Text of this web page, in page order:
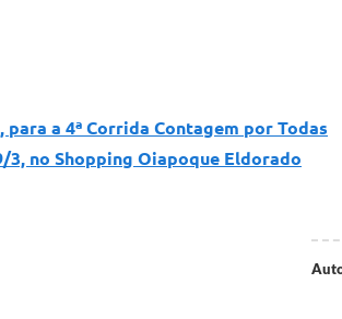
a 4ª Corrida Contagem por Todas
3, no Shopping Oiapoque Eldorado